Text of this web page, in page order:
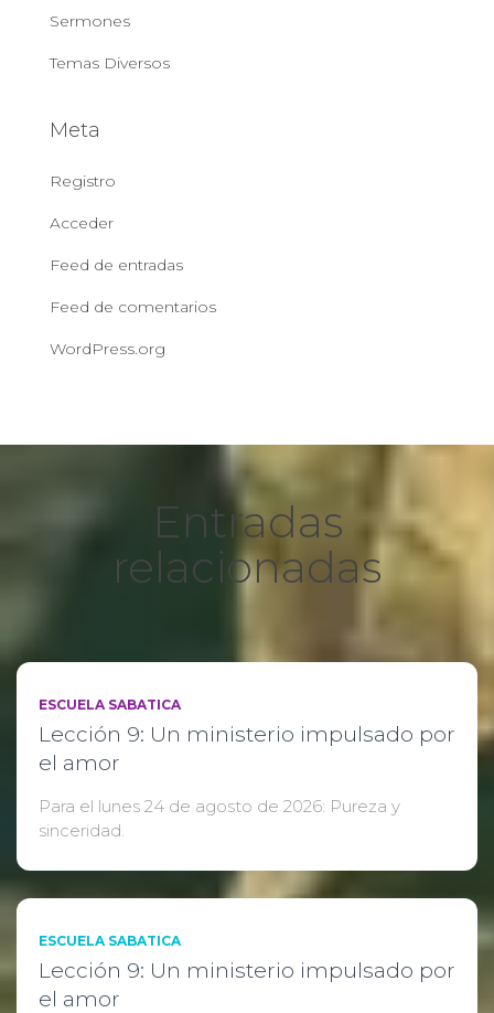
Sermones
Temas Diversos
Meta
Registro
Acceder
Feed de entradas
Feed de comentarios
WordPress.org
Entradas
relacionadas
ESCUELA SABATICA
Lección 9: Un ministerio impulsado por
el amor
Para el lunes 24 de agosto de 2026: Pureza y
sinceridad.
ESCUELA SABATICA
Lección 9: Un ministerio impulsado por
el amor